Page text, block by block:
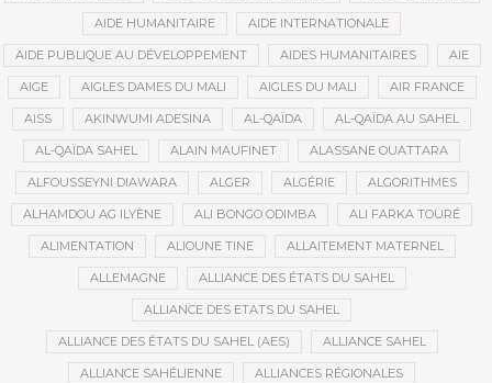
AIDE HUMANITAIRE AIDE INTERNATIONALE
AIDE PUBLIQUE AU DÉVELOPPEMENT AIDES HUMANITAIRES AIE
AIGE AIGLES DAMES DU MALI AIGLES DU MALI AIR FRANCE
AISS AKINWUMI ADESINA AL-QAÏDA AL-QAÏDA AU SAHEL
AL-QAÏDA SAHEL ALAIN MAUFINET ALASSANE OUATTARA
ALFOUSSEYNI DIAWARA ALGER ALGÉRIE ALGORITHMES
ALHAMDOU AG ILYÈNE ALI BONGO ODIMBA ALI FARKA TOURÉ
ALIMENTATION ALIOUNE TINE ALLAITEMENT MATERNEL
ALLEMAGNE ALLIANCE DES ÉTATS DU SAHEL
ALLIANCE DES ETATS DU SAHEL
ALLIANCE DES ÉTATS DU SAHEL (AES) ALLIANCE SAHEL
ALLIANCE SAHÉLIENNE ALLIANCES RÉGIONALES